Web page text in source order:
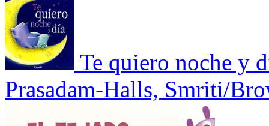
Te quiero noche y
Prasadam-Halls, Smriti/